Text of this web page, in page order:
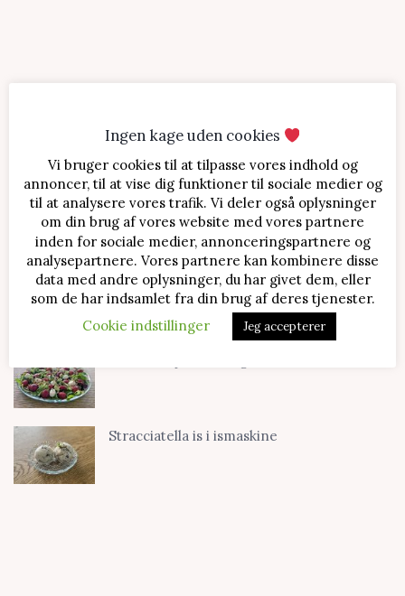
SENESTE OPSKRIFTER
Jordbærtærte med mascarponecreme
Klassisk cheesecake med kirsebær
Stracciatella is i ismaskine
Ingen kage uden cookies
Vi bruger cookies til at tilpasse vores indhold og
annoncer, til at vise dig funktioner til sociale medier og
til at analysere vores trafik. Vi deler også oplysninger
om din brug af vores website med vores partnere
inden for sociale medier, annonceringspartnere og
analysepartnere. Vores partnere kan kombinere disse
data med andre oplysninger, du har givet dem, eller
som de har indsamlet fra din brug af deres tjenester.
Cookie indstillinger
Jeg accepterer